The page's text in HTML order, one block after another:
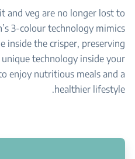
and veg are no longer lost to
3-colour technology mimics
inside the crisper, preserving
technology inside your
enjoy nutritious meals and a
healthier lifestyle.